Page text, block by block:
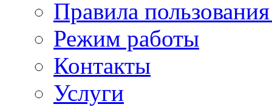
Правила
Режим работы
Контакты
Услуги